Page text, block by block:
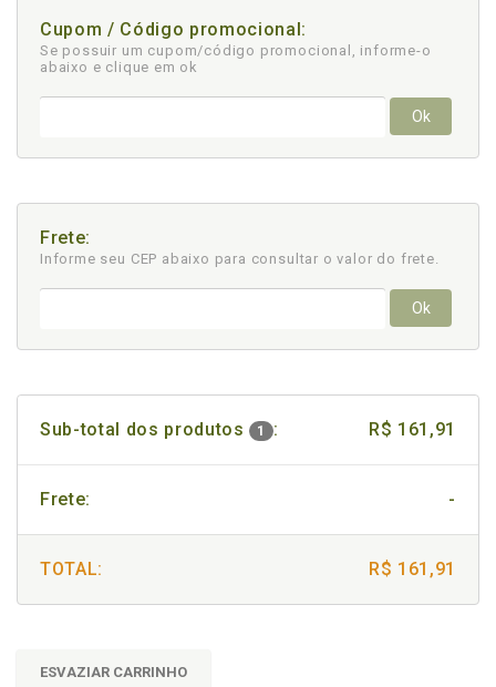
Cupom / Código promocional:
Se possuir um cupom/código promocional, informe-o
abaixo e clique em ok
Ok
Frete:
Informe seu CEP abaixo para consultar o valor do frete.
Ok
Sub-total dos produtos 1 : R$ 161,91
Frete: -
TOTAL: R$ 161,91
ESVAZIAR CARRINHO